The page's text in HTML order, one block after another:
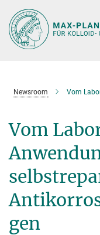
Hauptinhalt
Newsroom Vom Labor in
Vom
gen